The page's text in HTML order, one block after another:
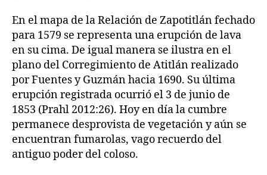
En el mapa de la Relación de Zapotitlán fechado
para 1579 se representa una erupción de lava
en su cima. De igual manera se ilustra en el
plano del Corregimiento de Atitlán realizado
por Fuentes y Guzmán hacia 1690. Su última
erupción registrada ocurrió el 3 de junio de
1853 (Prahl 2012:26). Hoy en día la cumbre
permanece desprovista de vegetación y aún se
encuentran fumarolas, vago recuerdo del
antiguo poder del coloso.